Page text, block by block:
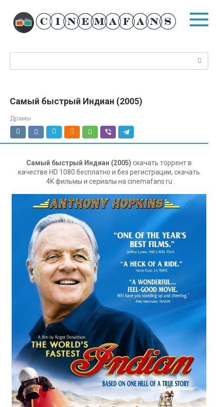
контенту
Самый быстрый Индиан (2005)
Драмы
Самый быстрый Индиан (2005) скачать торрент в
качестве HD 1080 бесплатно и без регистрации, скачать
4K фильмы и сериалы на cinemafans.ru